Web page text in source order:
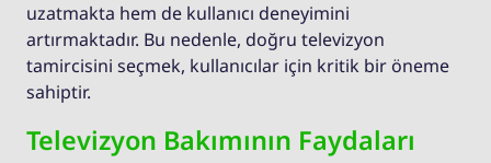
uzatmakta hem de kullanıcı deneyimini
artırmaktadır. Bu nedenle, doğru televizyon
tamircisini seçmek, kullanıcılar için kritik bir öneme
sahiptir.
Televizyon Bakımının Faydaları